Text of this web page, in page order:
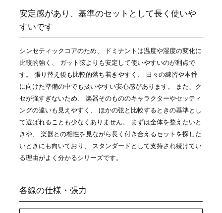
安定感があり、基準のセットとして長く使いや
すいです
シンセティックコアのため、 ドミナントは温度や湿度の変化に
比較的強く、 ガット弦よりも安定して使いやすいのが利点で
す。 張り替え後も比較的落ち着きやすく、 日々の練習や本番
に向けた準備の中でも扱いやすい安心感があります。 また、ク
セが強すぎないため、 楽器そのもののキャラクターやセッティ
ングの違いも見えやすく、 ほかの弦と比較するときの基準とし
て選ばれることも少なくありません。 まずは全体を整えたいと
きや、 楽器との相性を見ながら長く付き合えるセットを探した
いときにも向いており、 スタンダードとして支持され続けてい
る理由がよく分かるシリーズです。
各線の仕様・張力